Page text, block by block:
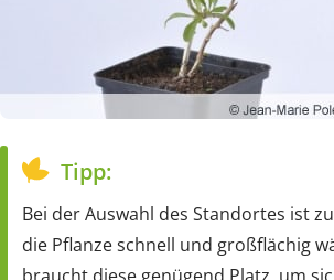
Tipp:
Bei der Auswahl des Standortes ist
die Pflanze schnell und großflächig